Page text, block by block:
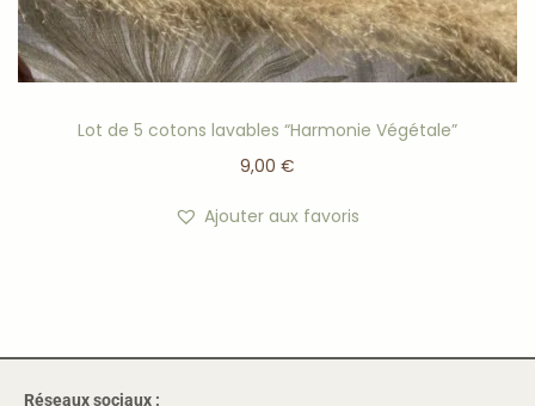
Lot de 5 cotons lavables “Harmonie Végétale”
9,00 €
Ajouter aux favoris
Réseaux sociaux :